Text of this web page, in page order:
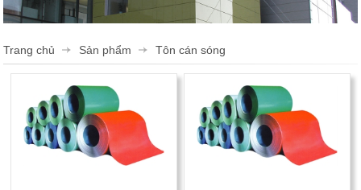
Panel Cách Nhiệt lợp mái, lắp ghép phòng sạch, kho lạnh
Vật Liệu Cách Nhiệt
Tôn cán sóng
Mút Tiêu Âm
Phụ Kiện Cửa Mở
Thi công
Tin tức
Trang chủ Sản phẩm Tôn cán sóng